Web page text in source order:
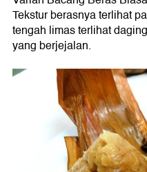
Tekstur berasnya terlihat
tengah limas terlihat
yang berjejalan.